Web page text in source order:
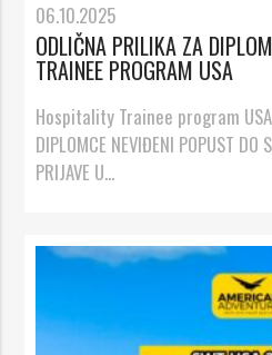
06.10.2025
ODLIČNA PRILIKA ZA
TRAINEE PROGRAM USA
Hospitality Trainee program USA
DIPLOMCE NEVIĐENI POPUST
PRIJAVE U...